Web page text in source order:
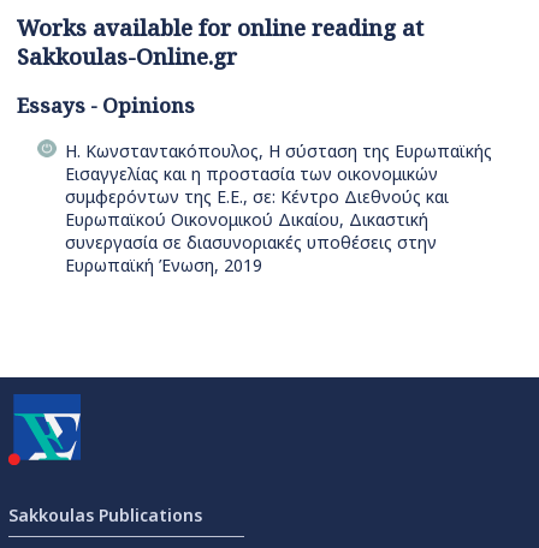
Works available for online reading at
Sakkoulas-Online.gr
Essays - Opinions
Η. Κωνσταντακόπουλος, Η σύσταση της Ευρωπαϊκής
Εισαγγελίας και η προστασία των οικονομικών
συμφερόντων της Ε.Ε., σε: Κέντρο Διεθνούς και
Ευρωπαϊκού Οικονομικού Δικαίου, Δικαστική
συνεργασία σε διασυνοριακές υποθέσεις στην
Ευρωπαϊκή Ένωση, 2019
Sakkoulas Publications